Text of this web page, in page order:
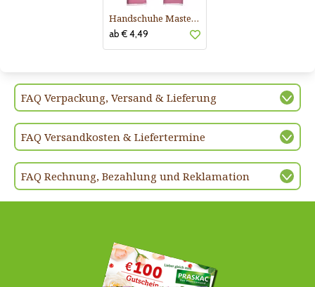
Handschuhe Master Flex Lady
ab € 4,49
FAQ Verpackung, Versand & Lieferung
FAQ Versandkosten & Liefertermine
FAQ Rechnung, Bezahlung und Reklamation